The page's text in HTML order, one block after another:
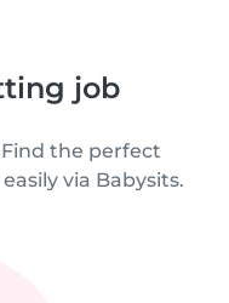
job
the perfect
via Babysits.